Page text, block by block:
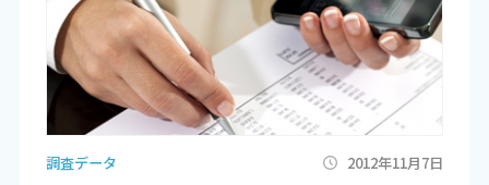
調査データ 2012年11月7日